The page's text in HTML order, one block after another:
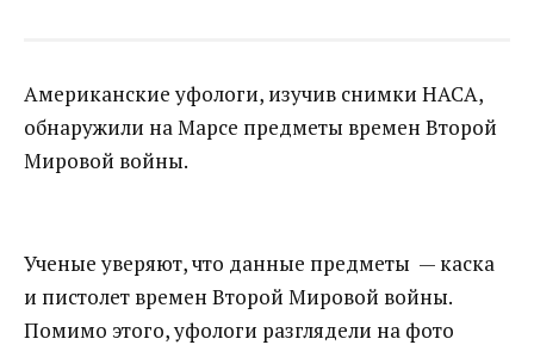
Американские уфологи, изучив снимки НАСА,
обнаружили на Марсе предметы времен Второй
Мировой войны.
Ученые уверяют, что данные предметы — каска
и пистолет времен Второй Мировой войны.
Помимо этого, уфологи разглядели на фото